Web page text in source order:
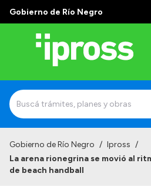
Gobierno de Río Negro
Institucional
Gobierno de Río Negro / Ipross /
La arena rionegrina se movió al
de beach handball